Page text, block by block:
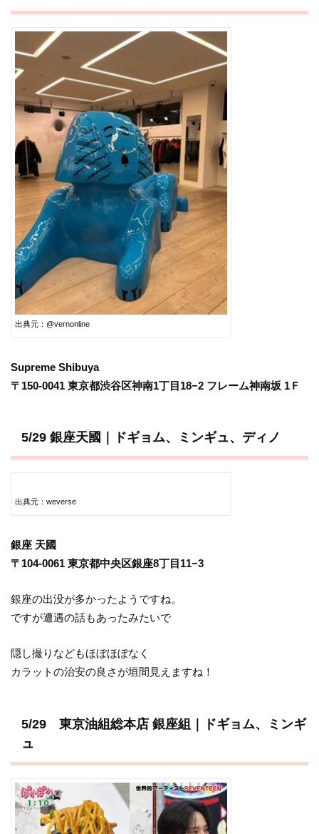
出典元：@vernonline
Supreme Shibuya
〒150-0041 東京都渋谷区神南1丁目18−2 フレーム神南坂 1Ｆ
5/29 銀座天國｜ドギョム、ミンギュ、ディノ
出典元：weverse
銀座 天國
〒104-0061 東京都中央区銀座8丁目11−3
銀座の出没が多かったようですね。
ですが遭遇の話もあったみたいで
隠し撮りなどもほぼほぼなく
カラットの治安の良さが垣間見えますね！
5/29 東京油組総本店 銀座組｜ドギョム、ミンギ
ュ